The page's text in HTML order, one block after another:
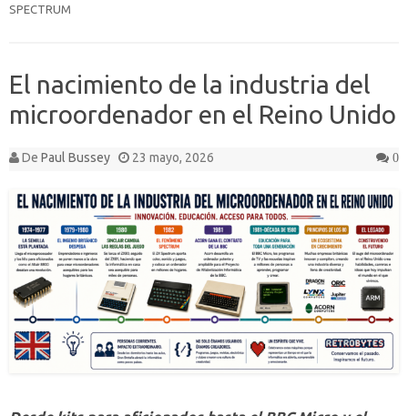
SPECTRUM
El nacimiento de la industria del
microordenador en el Reino Unido
De Paul Bussey 23 mayo, 2026 0